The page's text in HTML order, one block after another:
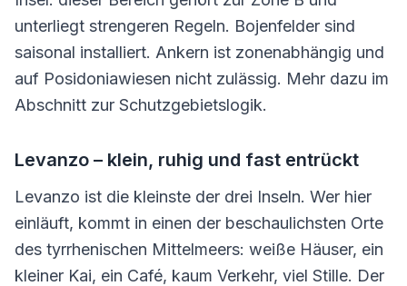
unterliegt strengeren Regeln. Bojenfelder sind
saisonal installiert. Ankern ist zonenabhängig und
auf Posidoniawiesen nicht zulässig. Mehr dazu im
Abschnitt zur Schutzgebietslogik.
Levanzo – klein, ruhig und fast entrückt
Levanzo ist die kleinste der drei Inseln. Wer hier
einläuft, kommt in einen der beschaulichsten Orte
des tyrrhenischen Mittelmeers: weiße Häuser, ein
kleiner Kai, ein Café, kaum Verkehr, viel Stille. Der